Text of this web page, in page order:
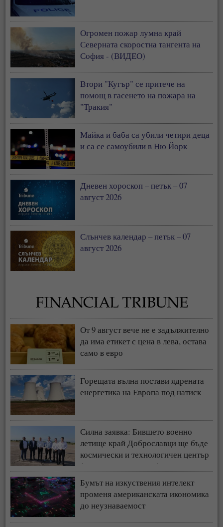
Огромен пожар лумна край
Северната скоростна тангента на
София - (ВИДЕО)
Втори "Кугър" се притече на
помощ в гасенето на пожара на
"Тракия"
Майка и баба са убили четири деца
и са се самоубили в Ню Йорк
Дневен хороскоп – петък – 07
август 2026
Слънчев календар – петък – 07
август 2026
От 9 август вече не е задължително
да има етикет с цена в лева, остава
само в евро
Горещата вълна постави ядрената
енергетика на Европа под натиск
Силна заявка: Бившето военно
летище край Доброславци ще бъде
космически и технологичен център
(СНИМКИ + ВИДЕО)
Бумът на изкуствения интелект
променя американската икономика
до неузнаваемост